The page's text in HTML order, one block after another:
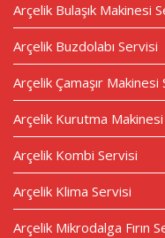
Arçelik Bulaşık Makinesi
Arçelik Buzdolabı Servisi
Arçelik Çamaşır Makinesi
Arçelik Kurutma
Arçelik Kombi Servisi
Arçelik Klima Servisi
Arçelik Mikrodalga Fırın